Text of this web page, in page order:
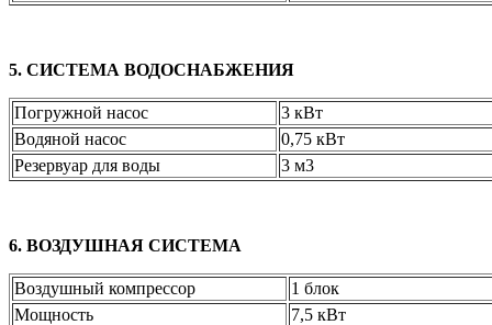
5. СИСТЕМА ВОДОСНАБЖЕНИЯ
Погружной насос
3 кВт
Водяной насос
0,75 кВт
Резервуар для воды
3 м3
6. ВОЗДУШНАЯ СИСТЕМА
Воздушный компрессор
1 блок
Мощность
7,5 кВт